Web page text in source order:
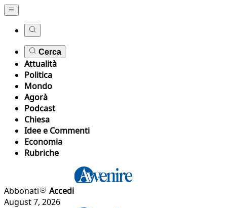
Cerca
Attualità
Politica
Mondo
Agorà
Podcast
Chiesa
Idee e Commenti
Economia
Rubriche
Abbonati
Accedi
August 7, 2026